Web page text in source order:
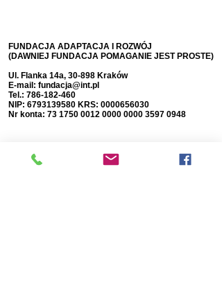
FUNDACJA ADAPTACJA I ROZWÓJ
(DAWNIEJ FUNDACJA POMAGANIE JEST PROSTE)
Ul. Flanka 14a, 30-898 Kraków
E-mail: fundacja@int.pl
Tel.: 786-182-460
NIP: 6793139580 KRS: 0000656030
Nr konta: 73 1750 0012 0000 0000 3597 0948